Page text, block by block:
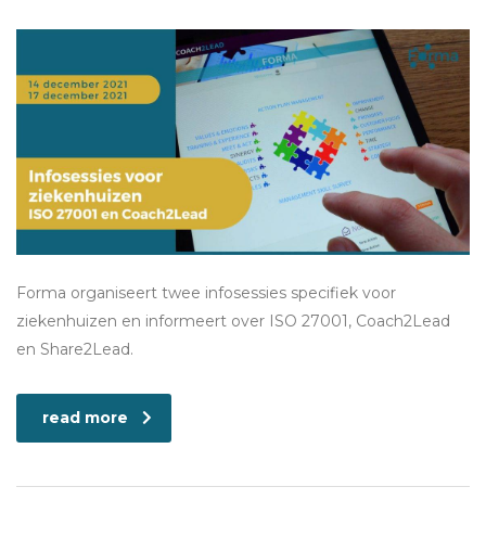
Forma organiseert twee infosessies specifiek voor
ziekenhuizen en informeert over ISO 27001, Coach2Lead
en Share2Lead.
read more